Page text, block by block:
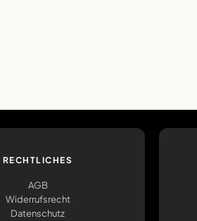
RECHTLICHES
AGB
Widerrufsrecht
Datenschutz